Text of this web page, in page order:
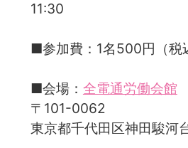
11:30
■参加費：1名500円（税
■会場： 全電通労働会館
〒101-0062
東京都千代田区神田駿河